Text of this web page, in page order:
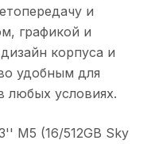
и
графикой и
корпуса и
удобным для
любых условиях.
M5 (16/512GB Sky